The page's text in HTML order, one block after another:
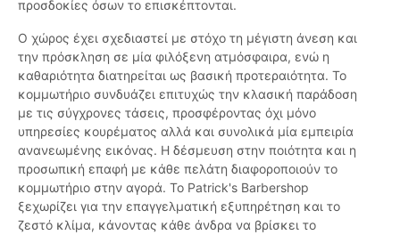
προσδοκίες όσων το επισκέπτονται.
Ο χώρος έχει σχεδιαστεί με στόχο τη μέγιστη άνεση και
την πρόσκληση σε μία φιλόξενη ατμόσφαιρα, ενώ η
καθαριότητα διατηρείται ως βασική προτεραιότητα. Το
κομμωτήριο συνδυάζει επιτυχώς την κλασική παράδοση
με τις σύγχρονες τάσεις, προσφέροντας όχι μόνο
υπηρεσίες κουρέματος αλλά και συνολικά μία εμπειρία
ανανεωμένης εικόνας. Η δέσμευση στην ποιότητα και η
προσωπική επαφή με κάθε πελάτη διαφοροποιούν το
κομμωτήριο στην αγορά. Το Patrick's Barbershop
ξεχωρίζει για την επαγγελματική εξυπηρέτηση και το
ζεστό κλίμα, κάνοντας κάθε άνδρα να βρίσκει το